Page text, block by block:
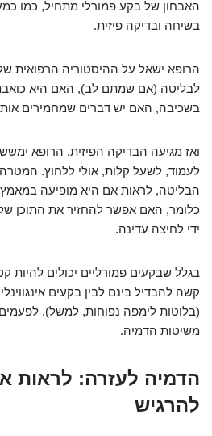
האבחון של בקע פמורלי מתחיל, כמו
בשיחה ובדיקה פיזית.
הרופא ישאל על ההיסטוריה הרפואית
לבליטה (אם שמתם לב), האם היא
בשכיבה, האם יש דברים שמחמירים
ואז מגיעה הבדיקה הפיזית. הרופא
לעמוד, לשעל קלות, אולי ללחוץ.
הבליטה, לראות אם היא מופיעה
כלומר, האם אפשר להחזיר את התוכן
ידי לחיצה עדינה.
בגלל שבקעים פמורליים יכולים להיות
קשה להבדיל בינם לבין בקעים
(בלוטות לימפה נפוחות, למשל),
משיטות הדמיה.
הדמיה לעזרה:
להרגיש